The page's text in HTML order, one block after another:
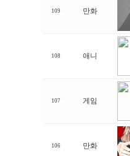
109 만화
108 애니
107 게임
106 만화